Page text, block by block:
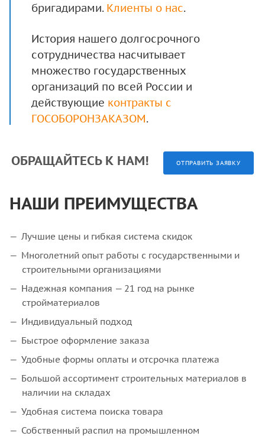
бригадирами. Клиенты о нас.
История нашего долгосрочного
сотрудничества насчитывает
множество государственных
организаций по всей России и
действующие контракты с
ГОСОБОРОНЗАКАЗОМ.
ОБРАЩАЙТЕСЬ К НАМ! ОТПРАВИТЬ ЗАЯВКУ
НАШИ ПРЕИМУЩЕСТВА
Лучшие цены и гибкая система скидок
Многолетний опыт работы с государственными и
строительными организациями
Надежная компания — 21 год на рынке
стройматериалов
Индивидуальный подход
Быстрое оформление заказа
Удобные формы оплаты и отсрочка платежа
Большой ассортимент строительных материалов в
наличии на складах
Удобная система поиска товара
Собственный распил на промышленном